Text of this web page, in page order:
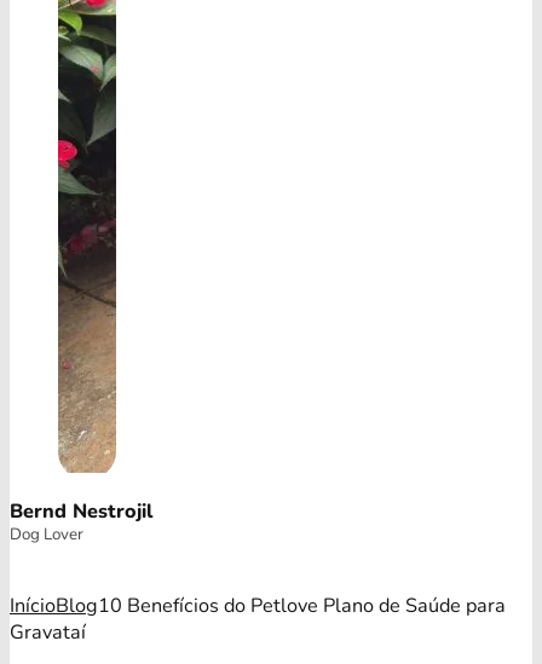
Bernd Nestrojil
Dog Lover
InícioBlog10 Benefícios do Petlove Plano de Saúde para
Gravataí